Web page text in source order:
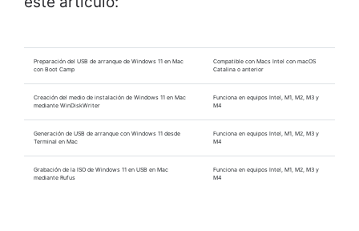
Preparación del USB de arranque de Windows 11 en Mac
con Boot Camp
Compatible con Macs Intel con macOS
Catalina o anterior
Creación del medio de instalación de Windows 11 en Mac
mediante WinDiskWriter
Funciona en equipos Intel, M1, M2, M3 y
M4
Generación de USB de arranque con Windows 11 desde
Terminal en Mac
Funciona en equipos Intel, M1, M2, M3 y
M4
Grabación de la ISO de Windows 11 en USB en Mac
mediante Rufus
Funciona en equipos Intel, M1, M2, M3 y
M4